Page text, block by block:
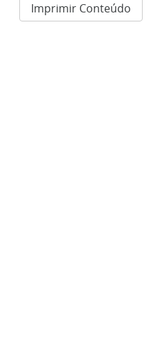
Imprimir Conteúdo